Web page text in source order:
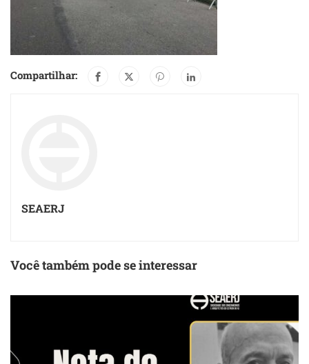
Compartilhar:
SEAERJ
Você também pode se interessar